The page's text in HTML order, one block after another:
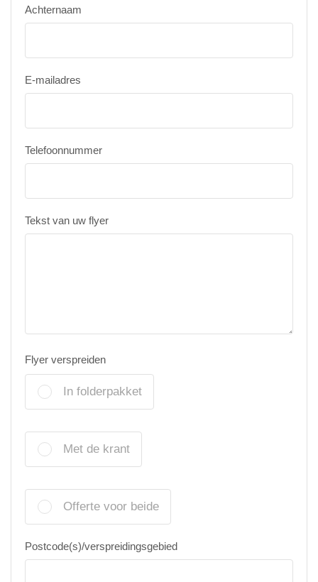
Achternaam
E-mailadres
Telefoonnummer
Tekst van uw flyer
Flyer verspreiden
In folderpakket
Met de krant
Offerte voor beide
Postcode(s)/verspreidingsgebied